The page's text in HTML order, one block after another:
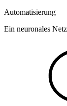
Automatisierung
Ein neuronales